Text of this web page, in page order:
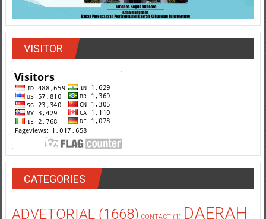
VISITOR
CATEGORIES
ADVETORIAL(1668) CONTACT(1) DAERAH